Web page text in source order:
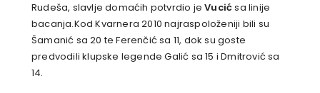
Rudeša, slavlje domaćih potvrdio jeVucićsa linije
bacanja.Kod Kvarnera 2010 najraspoloženiji bili su
Šamanić sa 20 te Ferenčić sa 11, dok su goste
predvodili klupske legende Galić sa 15 i Dmitrović sa
14.